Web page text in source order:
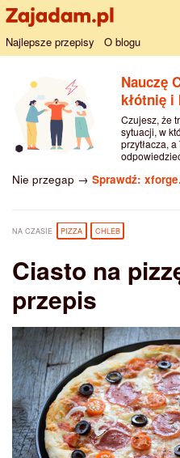
Najlepsze przepisy O blogu
Nauczę
kłótnię
Czujesz, że
sytuacji, w
przytłacza,
Nie przegap → Sprawdź:
NA CZASIE PIZZA CHLEB
Ciasto na
przepis